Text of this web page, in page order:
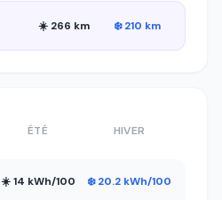
☀️ 266 km ❄️ 210 km
ÉTÉ HIVER
☀️ 14 kWh/100 ❄️ 20.2 kWh/100